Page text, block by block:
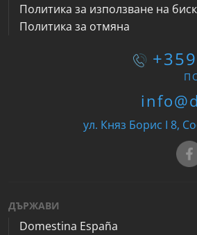
Политика за използване на
Политика за отмяна
ул. Княз Борис I 8,
ДЪРЖАВИ
Domestina España